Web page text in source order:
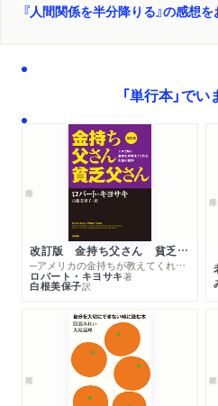
「ダ・ヴィンチ」10月号「こんげ
論座に著者が寄稿しました。「「人
する部活が異常である理由」
2022/09/02
好書好日に著者インタビューが掲
さん「人間関係を半分降りる」イ
はいい関係か? 既存の価値観疑い
新聞2022/09/02
週刊読書人で紹介されました。（
2022/08/29
QJWeb クイック・ジャパン ウェ
た。「社会が認めるべき中高年の“
『人間関係を半分降りる』の感想
「単行本」で
改訂版 金持ち父さん 貧乏父さん
─アメリカの金持ちが教えてくれるお金の哲学
ロバート・キヨサキ著
白根美保子訳